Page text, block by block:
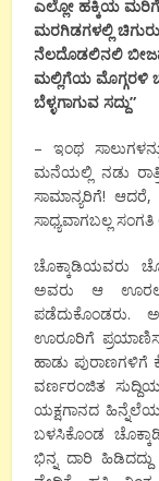
ಎಲ್ಲೋ ಹಕ್ಕಿಯ ಮರಿಗೆ
ಮರಗಿಡಗಳಲ್ಲಿ
ನೆಲದೊಡಲಿನಲಿ
ಮಲ್ಲಿಗೆಯ ಮೊಗ್ಗರಳಿ
ಬೆಳ್ಳಗಾಗುವ ಸದ್ದು”
– ಇಂಥ
ಮನೆಯಲ್ಲಿ ನಡು
ಸಾಮಾನ್ಯರಿಗೆ! ಆದರೆ,
ಸಾಧ್ಯವಾಗಬಲ್ಲ
ಚೊಕ್ಕಾಡಿಯವರು
ಅವರು ಆ
ಪಡೆದುಕೊಂಡರು.
ಊರೂರಿಗೆ
ಹಾಡು
ವರ್ಣರಂಜಿತ
ಯಕ್ಷಗಾನದ
ಬಳಸಿಕೊಂಡ
ಭಿನ್ನ ದಾರಿ ಹಿಡಿದದ್ದು